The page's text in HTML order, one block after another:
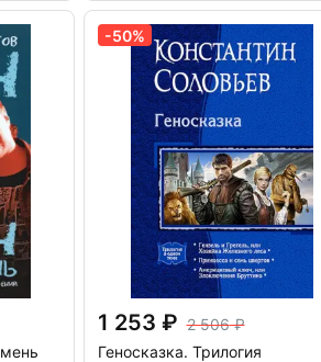
-50%
1 253
2 506
Геносказка. Трилогия